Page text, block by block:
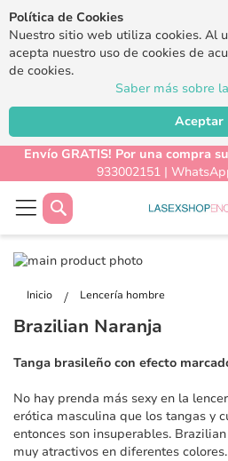
Política de Cookies
Nuestro sitio web utiliza cookies. Al
acepta nuestro uso de cookies de
de cookies.
Saber más sobre
Aceptar
Envío GRATIS! Por una compra
933002151 |
Buscar
Inicio Lencería hombre
Saltar
final
la
de
de
galería
imágenes
Brazilian Naranja
Tanga brasileño con efecto
No hay prenda más sexy en la
erótica masculina que los tangas y
entonces son insuperables.
muy atractivos en diferentes colores.